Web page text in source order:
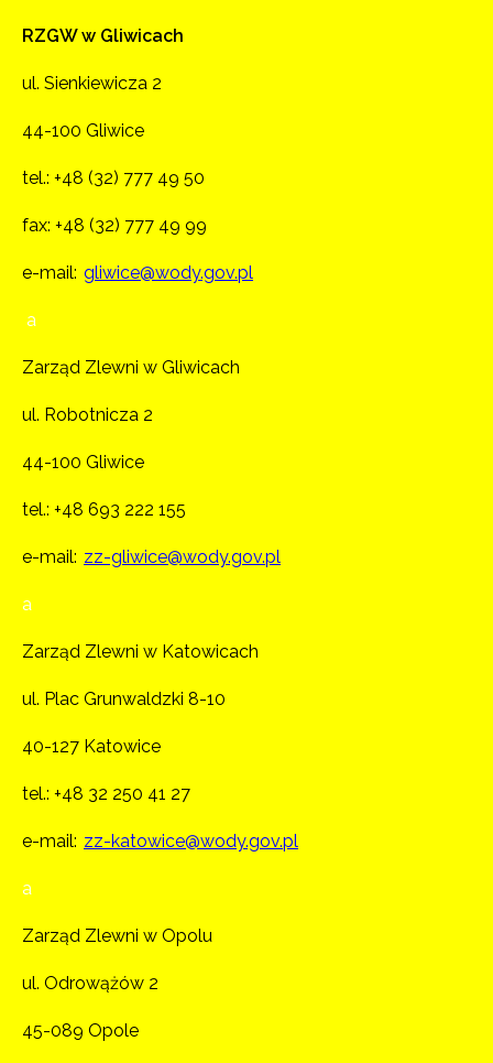
RZGW w Gliwicach
ul. Sienkiewicza 2
44-100 Gliwice
tel.: +48 (32) 777 49 50
fax: +48 (32) 777 49 99
e-mail: gliwice@wody.gov.pl
a
Zarząd Zlewni w Gliwicach
ul. Robotnicza 2
44-100 Gliwice
tel.: +48 693 222 155
e-mail: zz-gliwice@wody.gov.pl
a
Zarząd Zlewni w Katowicach
ul. Plac Grunwaldzki 8-10
40-127 Katowice
tel.: +48 32 250 41 27
e-mail: zz-katowice@wody.gov.pl
a
Zarząd Zlewni w Opolu
ul. Odrowążów 2
45-089 Opole